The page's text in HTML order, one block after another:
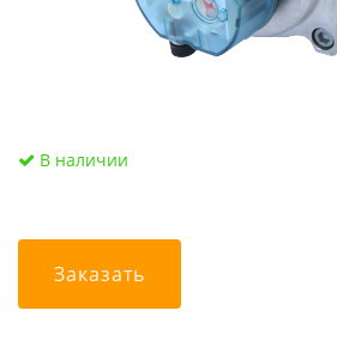
В наличии
Заказать